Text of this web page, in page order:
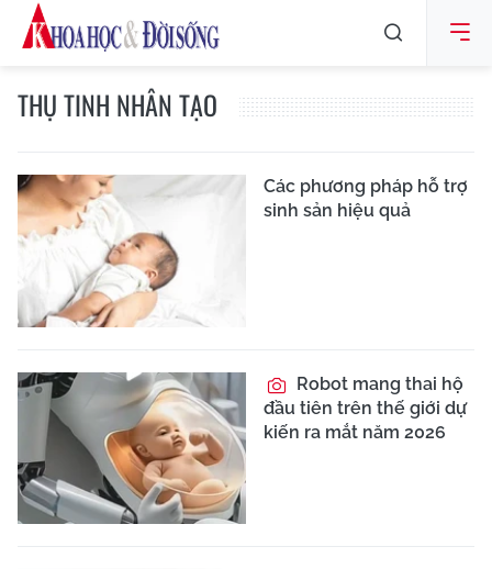
THỤ TINH NHÂN TẠO
Các phương pháp hỗ trợ
sinh sản hiệu quả
Robot mang thai hộ
đầu tiên trên thế giới dự
kiến ra mắt năm 2026